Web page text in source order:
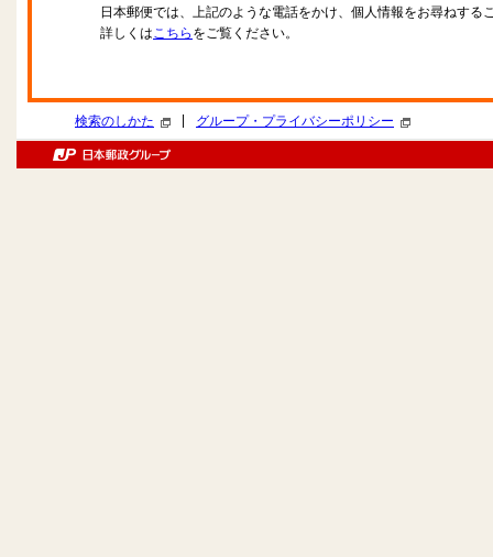
日本郵便では、上記のような電話をかけ、個人情報をお尋ねする
詳しくはこちら をご覧ください。
検索のしかた グループ・プライバシーポリシー